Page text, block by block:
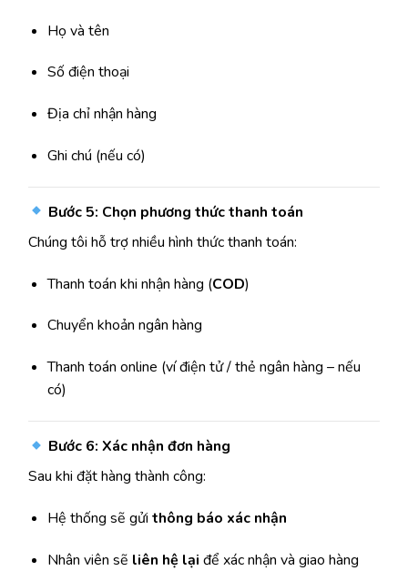
Họ và tên
Số điện thoại
Địa chỉ nhận hàng
Ghi chú (nếu có)
Bước 5: Chọn phương thức thanh toán
Chúng tôi hỗ trợ nhiều hình thức thanh toán:
Thanh toán khi nhận hàng (COD)
Chuyển khoản ngân hàng
Thanh toán online (ví điện tử / thẻ ngân hàng – nếu
có)
Bước 6: Xác nhận đơn hàng
Sau khi đặt hàng thành công:
Hệ thống sẽ gửi thông báo xác nhận
Nhân viên sẽ liên hệ lại để xác nhận và giao hàng